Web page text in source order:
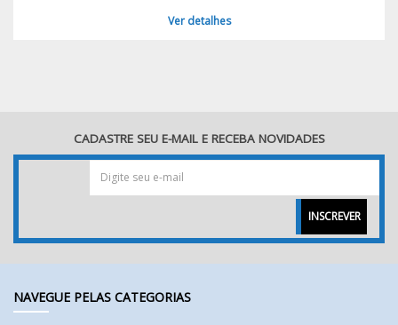
Ver detalhes
CADASTRE SEU E-MAIL E RECEBA NOVIDADES
INSCREVER
NAVEGUE PELAS CATEGORIAS